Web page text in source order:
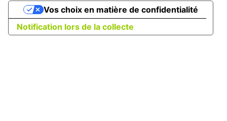
Notification lors de la collecte
Vos choix en matière de confidentialité